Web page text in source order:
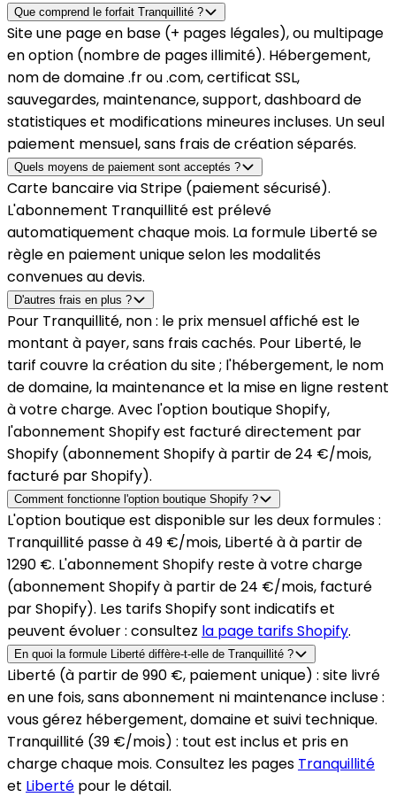
Que comprend le forfait Tranquillité ?
Site une page en base (+ pages légales), ou multipage
en option (nombre de pages illimité). Hébergement,
nom de domaine .fr ou .com, certificat SSL,
sauvegardes, maintenance, support, dashboard de
statistiques et modifications mineures incluses. Un seul
paiement mensuel, sans frais de création séparés.
Quels moyens de paiement sont acceptés ?
Carte bancaire via Stripe (paiement sécurisé).
L'abonnement Tranquillité est prélevé
automatiquement chaque mois. La formule Liberté se
règle en paiement unique selon les modalités
convenues au devis.
D'autres frais en plus ?
Pour Tranquillité, non : le prix mensuel affiché est le
montant à payer, sans frais cachés. Pour Liberté, le
tarif couvre la création du site ; l'hébergement, le nom
de domaine, la maintenance et la mise en ligne restent
à votre charge. Avec l'option boutique Shopify,
l'abonnement Shopify est facturé directement par
Shopify (abonnement Shopify à partir de 24 €/mois,
facturé par Shopify).
Comment fonctionne l'option boutique Shopify ?
L'option boutique est disponible sur les deux formules :
Tranquillité passe à 49 €/mois, Libertéàà partir de
1290 €. L'abonnement Shopify reste à votre charge
(abonnement Shopify à partir de 24 €/mois, facturé
par Shopify). Les tarifs Shopify sont indicatifs et
peuvent évoluer : consultez la page tarifs Shopify.
En quoi la formule Liberté diffère-t-elle de Tranquillité ?
Liberté (à partir de 990 €, paiement unique) : site livré
en une fois, sans abonnement ni maintenance incluse :
vous gérez hébergement, domaine et suivi technique.
Tranquillité (39 €/mois) : tout est inclus et pris en
charge chaque mois. Consultez les pages Tranquillité
et Liberté pour le détail.